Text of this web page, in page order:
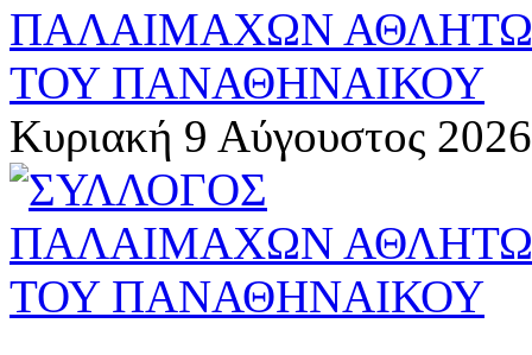
Κυριακή 9 Αύγουστος